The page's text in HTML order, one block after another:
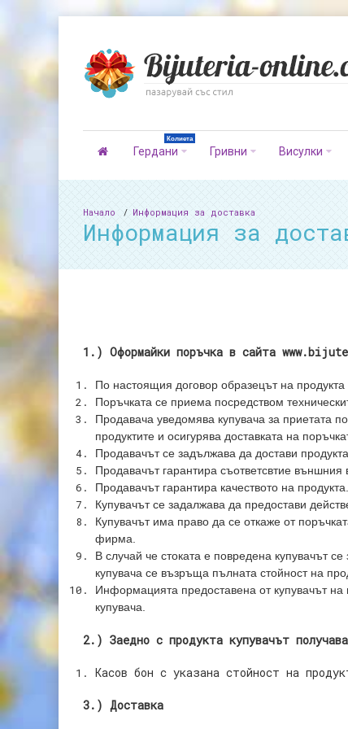
Гердани
Колиета
Гривни Висулки
Начало Информация за доставка
Информация за
1.) Оформайки поръчка в сайта
По настоящия договор образецът на
Поръчката се приема посредством
Продавача уведомява купувача за приетата
продуктите и осигурява доставката на
Продавачът се задължава да достави
Продавачът гарантира съответсвтие външния
Продавачът гарантира качеството на продукта.
Купувачът се задалжава да предостави
Купувачът има право да се откаже от
фирма.
В случай че стоката е повредена купувачът
купувача се възръща пълната стойност на
Информацията предоставена от купувачът
купувача.
2.) Заедно с продукта купувачът
Касов бон с указана стойност на
3.) Доставка